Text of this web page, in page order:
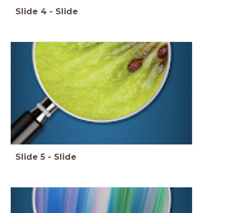
Slide 4 - Slide
Slide 5 - Slide